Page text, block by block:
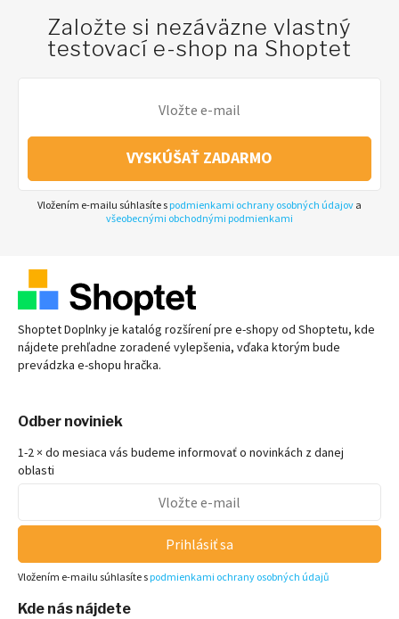
Založte si nezáväzne vlastný
testovací e-shop na Shoptet
VYSKÚŠAŤ ZADARMO
Vložením e-mailu súhlasíte s podmienkami ochrany osobných údajov a
všeobecnými obchodnými podmienkami
Shoptet Doplnky je katalóg rozšírení pre e-shopyod Shoptetu, kde
nájdete prehľadne zoradené vylepšenia, vďaka ktorým bude
prevádzka e-shopu hračka.
Odber noviniek
1-2 × do mesiaca vás budeme informovať o novinkách z danej
oblasti
Prihlásiť sa
Vložením e-mailu súhlasíte s podmienkami ochrany osobných údajů
Kde nás nájdete